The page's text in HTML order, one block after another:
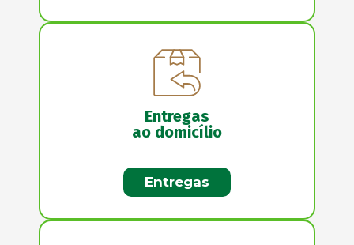
Entregas
ao domicílio
Entregas